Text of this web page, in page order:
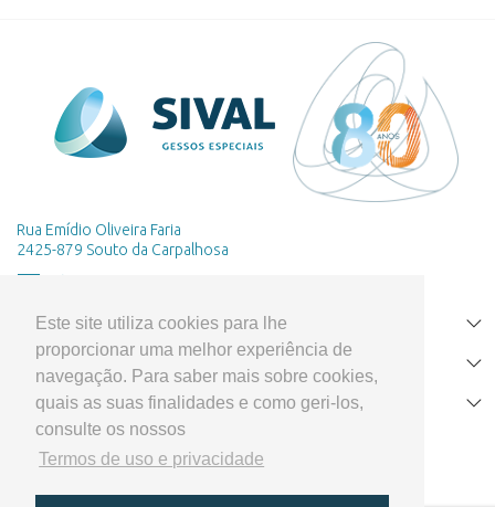
Este site utiliza cookies para lhe
proporcionar uma melhor experiência de
navegação. Para saber mais sobre cookies,
quais as suas finalidades e como geri-los,
consulte os nossos
Termos de uso e privacidade
Rua Emídio Oliveira Faria
2425-879 Souto da Carpalhosa
HOME
PRODUTOS
APOIO AO CLIENTE